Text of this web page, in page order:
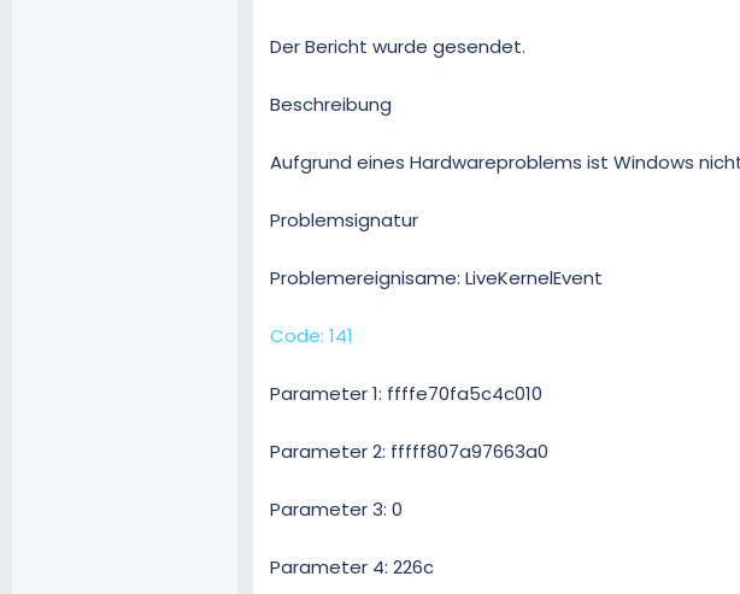
Der Bericht wurde gesendet.
Beschreibung
Aufgrund eines Hardwareproblems ist Windows
Problemsignatur
Problemereignisame: LiveKernelEvent
Code: 141
Parameter 1: ffffe70fa5c4c010
Parameter 2: fffff807a97663a0
Parameter 3: 0
Parameter 4: 226c